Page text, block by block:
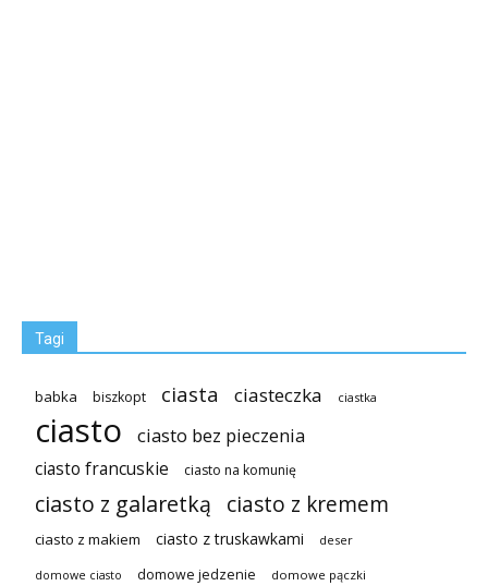
Tagi
babka biszkopt ciasta ciasteczka ciastka
ciasto ciasto bez pieczenia
ciasto francuskie ciasto na komunię
ciasto z galaretką ciasto z kremem
ciasto z makiem ciasto z truskawkami deser
domowe ciasto domowe jedzenie domowe pączki